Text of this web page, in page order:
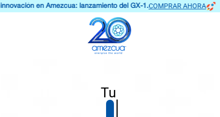
Amezcua: lanzamiento del GX-1.COMPRAR AHORA
Tu